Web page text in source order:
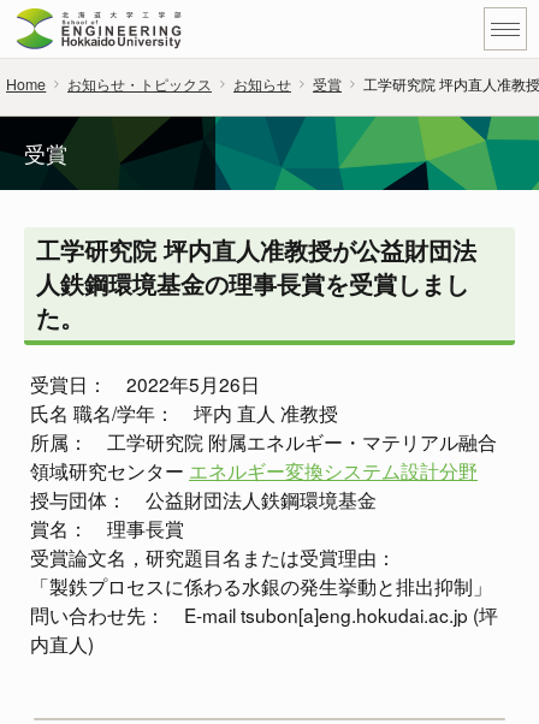
Home お知らせ・トピックス お知らせ 受賞 工学研究院 坪内直人准教
受賞
工学研究院 坪内直人准教授が公益財団法
人鉄鋼環境基金の理事長賞を受賞しまし
た。
受賞日： 2022年5月26日
氏名 職名/学年： 坪内 直人 准教授
所属： 工学研究院 附属エネルギー・マテリアル融合
領域研究センター エネルギー変換システム設計分野
授与団体： 公益財団法人鉄鋼環境基金
賞名： 理事長賞
受賞論文名，研究題目名または受賞理由：
「製鉄プロセスに係わる水銀の発生挙動と排出抑制」
問い合わせ先： E-mail tsubon[a]eng.hokudai.ac.jp (坪
内直人)